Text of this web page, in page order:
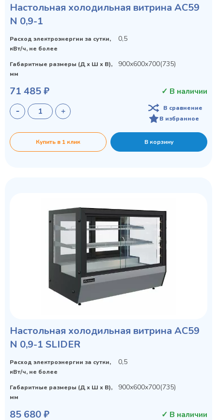
Настольная холодильная витрина AC59
N 0,9-1
Расход электроэнергии за сутки,
кВт/ч, не более
0,5
Габаритные размеры (Д х Ш х В),
мм
900х600х700(735)
71 485 ₽ ✓ В наличии
В сравнение
В избранное
Купить в 1 клик В корзину
Настольная холодильная витрина AC59
N 0,9-1 SLIDER
Расход электроэнергии за сутки,
кВт/ч, не более
0,5
Габаритные размеры (Д х Ш х В),
мм
900х600х700(735)
85 680 ₽ ✓ В наличии